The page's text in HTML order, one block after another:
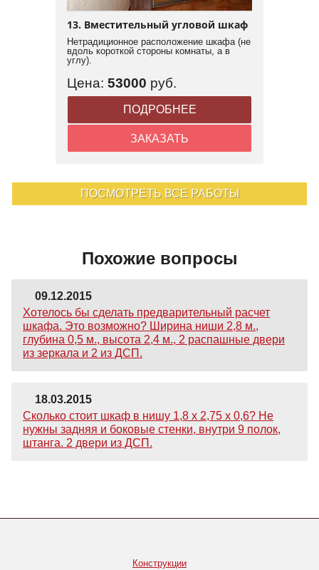
13. Вместительный угловой шкаф
Нетрадиционное расположение шкафа (не
вдоль короткой стороны комнаты, а в
углу).
Цена: 53000 руб.
ПОДРОБНЕЕ
ЗАКАЗАТЬ
ПОСМОТРЕТЬ ВСЕ РАБОТЫ
Похожие вопросы
09.12.2015
Хотелось бы сделать предварительный расчет
шкафа. Это возможно? Ширина ниши 2,8 м.,
глубина 0,5 м., высота 2,4 м., 2 распашные двери
из зеркала и 2 из ДСП.
18.03.2015
Сколько стоит шкаф в нишу 1,8 х 2,75 х 0,6? Не
нужны задняя и боковые стенки, внутри 9 полок,
штанга. 2 двери из ДСП.
Конструкции